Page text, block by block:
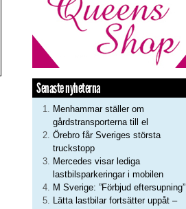
Senaste nyheterna
Menhammar ställer om
gårdstransporterna till el
Örebro får Sveriges största
truckstopp
Mercedes visar lediga
lastbilsparkeringar i mobilen
M Sverige: ”Förbjud eftersupning”
Lätta lastbilar fortsätter uppåt –